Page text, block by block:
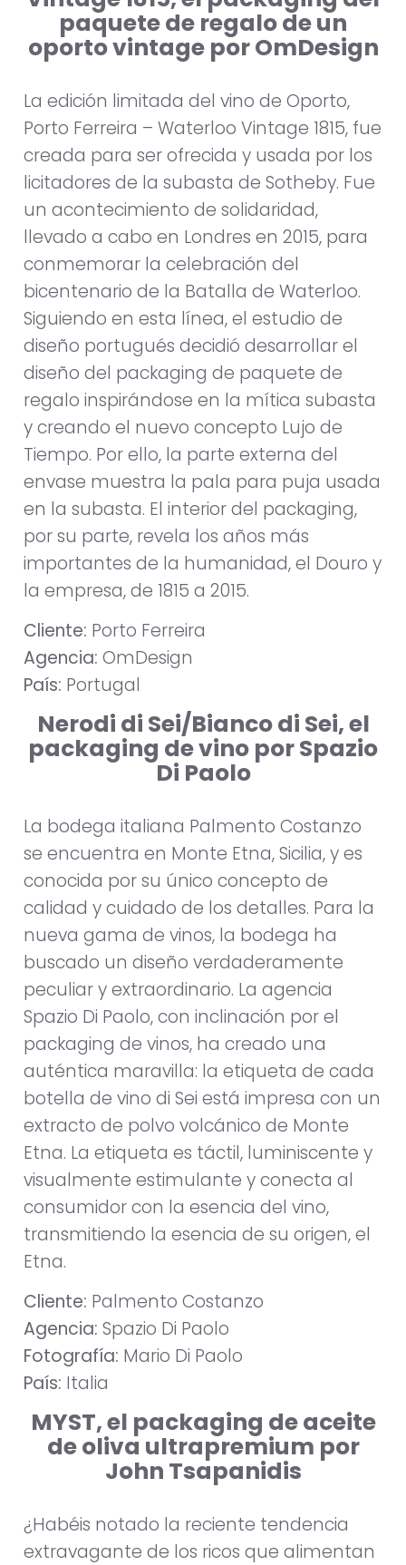
paquete de regalo de un
oporto vintage por OmDesign
La edición limitada del vino de Oporto,
Porto Ferreira – Waterloo Vintage 1815, fue
creada para ser ofrecida y usada por los
licitadores de la subasta de Sotheby. Fue
un acontecimiento de solidaridad,
llevado a cabo en Londres en 2015, para
conmemorar la celebración del
bicentenario de la Batalla de Waterloo.
Siguiendo en esta línea, el estudio de
diseño portugués decidió desarrollar el
diseño del packaging de paquete de
regalo inspirándose en la mítica subasta
y creando el nuevo concepto Lujo de
Tiempo. Por ello, la parte externa del
envase muestra la pala para puja usada
en la subasta. El interior del packaging,
por su parte, revela los años más
importantes de la humanidad, el Douro y
la empresa, de 1815 a 2015.
Cliente: Porto Ferreira
Agencia: OmDesign
País: Portugal
Nerodi di Sei/Bianco di Sei, el
packaging de vino por Spazio
Di Paolo
La bodega italiana Palmento Costanzo
se encuentra en Monte Etna, Sicilia, y es
conocida por su único concepto de
calidad y cuidado de los detalles. Para la
nueva gama de vinos, la bodega ha
buscado un diseño verdaderamente
peculiar y extraordinario. La agencia
Spazio Di Paolo, con inclinación por el
packaging de vinos, ha creado una
auténtica maravilla: la etiqueta de cada
botella de vino di Sei está impresa con un
extracto de polvo volcánico de Monte
Etna. La etiqueta es táctil, luminiscente y
visualmente estimulante y conecta al
consumidor con la esencia del vino,
transmitiendo la esencia de su origen, el
Etna.
Cliente: Palmento Costanzo
Agencia: Spazio Di Paolo
Fotografía: Mario Di Paolo
País: Italia
MYST, el packaging de aceite
de oliva ultrapremium por
John Tsapanidis
¿Habéis notado la reciente tendencia
extravagante de los ricos que alimentan